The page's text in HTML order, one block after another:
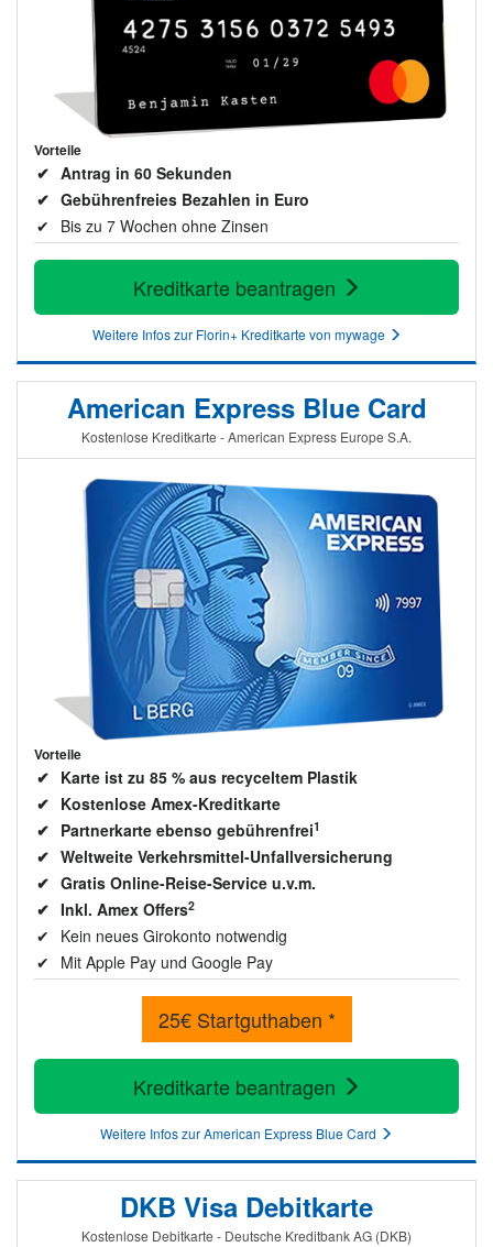
Vorteile
Antrag in 60 Sekunden
Gebührenfreies Bezahlen in Euro
Bis zu 7 Wochen ohne Zinsen
Kreditkarte beantragen
Weitere Infos zur Florin+ Kreditkarte von mywage
American Express Blue Card
Kostenlose Kreditkarte - American Express Europe S.A.
Vorteile
Karte ist zu 85 % aus recyceltem Plastik
Kostenlose Amex-Kreditkarte
Partnerkarte ebenso gebührenfrei1
Weltweite Verkehrsmittel-Unfallversicherung
Gratis Online-Reise-Service u.v.m.
Inkl. Amex Offers2
Kein neues Girokonto notwendig
Mit Apple Pay und Google Pay
25€ Startguthaben *
Kreditkarte beantragen
Weitere Infos zur American Express Blue Card
DKB Visa Debitkarte
Kostenlose Debitkarte - Deutsche Kreditbank AG (DKB)